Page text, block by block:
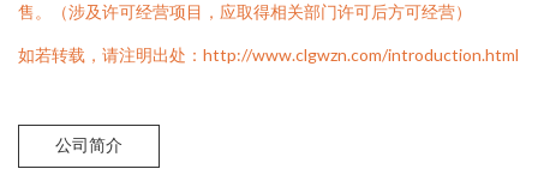
售。（涉及许可经营项目，应取得相关部门许可后方可经营）
如若转载，请注明出处：http://www.clgwzn.com/introduction.html
公司简介